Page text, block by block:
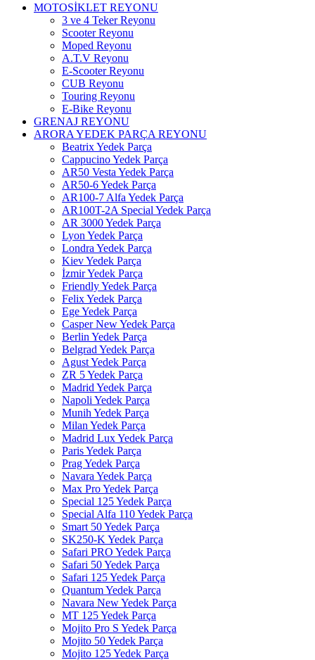
MOTOSİKLET REYONU
3 ve 4 Teker Reyonu
Scooter Reyonu
Moped Reyonu
A.T.V Reyonu
E-Scooter Reyonu
CUB Reyonu
Touring Reyonu
E-Bike Reyonu
GRENAJ REYONU
ARORA YEDEK PARÇA REYONU
Beatrix Yedek Parça
Cappucino Yedek Parça
AR50 Vesta Yedek Parça
AR50-6 Yedek Parça
AR100-7 Alfa Yedek Parça
AR100T-2A Special Yedek Parça
AR 3000 Yedek Parça
Lyon Yedek Parça
Londra Yedek Parça
Kiev Yedek Parça
İzmir Yedek Parça
Friendly Yedek Parça
Felix Yedek Parça
Ege Yedek Parça
Casper New Yedek Parça
Berlin Yedek Parça
Belgrad Yedek Parça
Agust Yedek Parça
ZR 5 Yedek Parça
Madrid Yedek Parça
Napoli Yedek Parça
Munih Yedek Parça
Milan Yedek Parça
Madrid Lux Yedek Parça
Paris Yedek Parça
Prag Yedek Parça
Navara Yedek Parça
Max Pro Yedek Parça
Special 125 Yedek Parça
Special Alfa 110 Yedek Parça
Smart 50 Yedek Parça
SK250-K Yedek Parça
Safari PRO Yedek Parça
Safari 50 Yedek Parça
Safari 125 Yedek Parça
Quantum Yedek Parça
Navara New Yedek Parça
MT 125 Yedek Parça
Mojito Pro S Yedek Parça
Mojito 50 Yedek Parça
Mojito 125 Yedek Parça